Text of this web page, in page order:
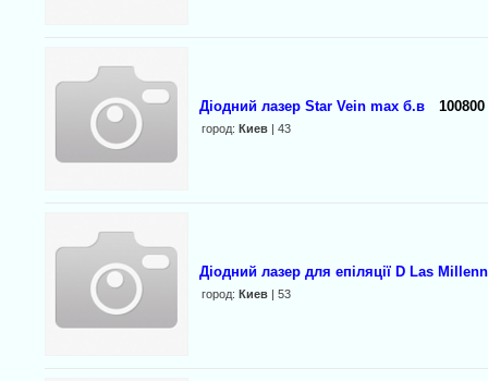
Діодний лазер Star Vein max б.в
город: Киев| 43
Діодний лазер для епіляції D Las
город: Киев| 53